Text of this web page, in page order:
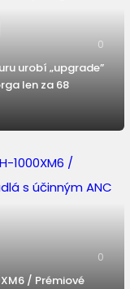
0
urobí „upgrade”
len za 68
0
/ Prémiové